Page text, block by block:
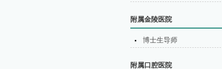
附属金陵医院
博士生导师
附属口腔医院